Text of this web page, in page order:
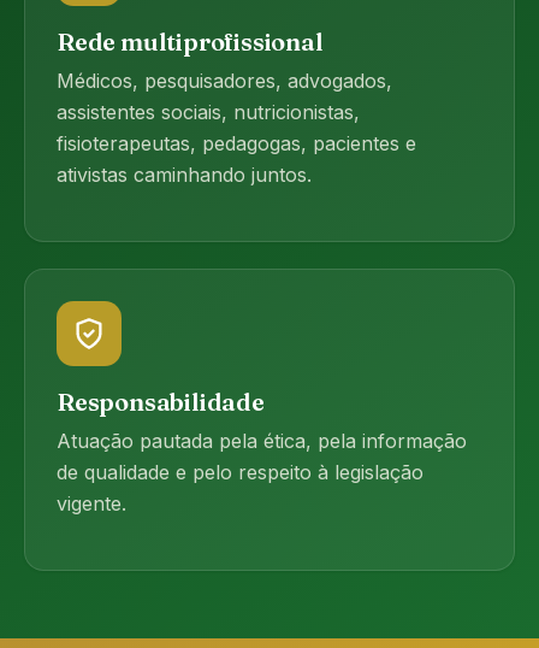
Rede multiprofissional
Médicos, pesquisadores, advogados,
assistentes sociais, nutricionistas,
fisioterapeutas, pedagogas, pacientes e
ativistas caminhando juntos.
Responsabilidade
Atuação pautada pela ética, pela informação
de qualidade e pelo respeito à legislação
vigente.